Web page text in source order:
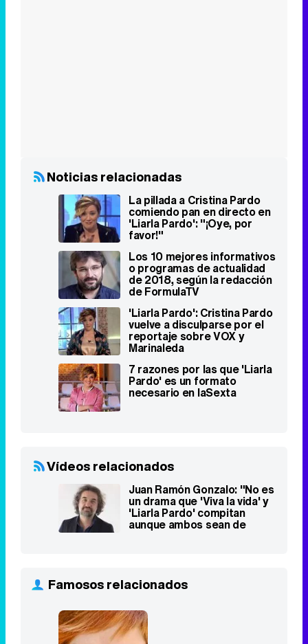
Noticias relacionadas
La pillada a Cristina Pardo
comiendo pan en directo en
'Liarla Pardo': "¡Oye, por
favor!"
Los 10 mejores informativos
o programas de actualidad
de 2018, según la redacción
de FormulaTV
'Liarla Pardo': Cristina Pardo
vuelve a disculparse por el
reportaje sobre VOX y
Marinaleda
7 razones por las que 'Liarla
Pardo' es un formato
necesario en laSexta
Vídeos relacionados
Juan Ramón Gonzalo: "No es
un drama que 'Viva la vida' y
'Liarla Pardo' compitan
aunque ambos sean de
Cuarzo"
Famosos relacionados